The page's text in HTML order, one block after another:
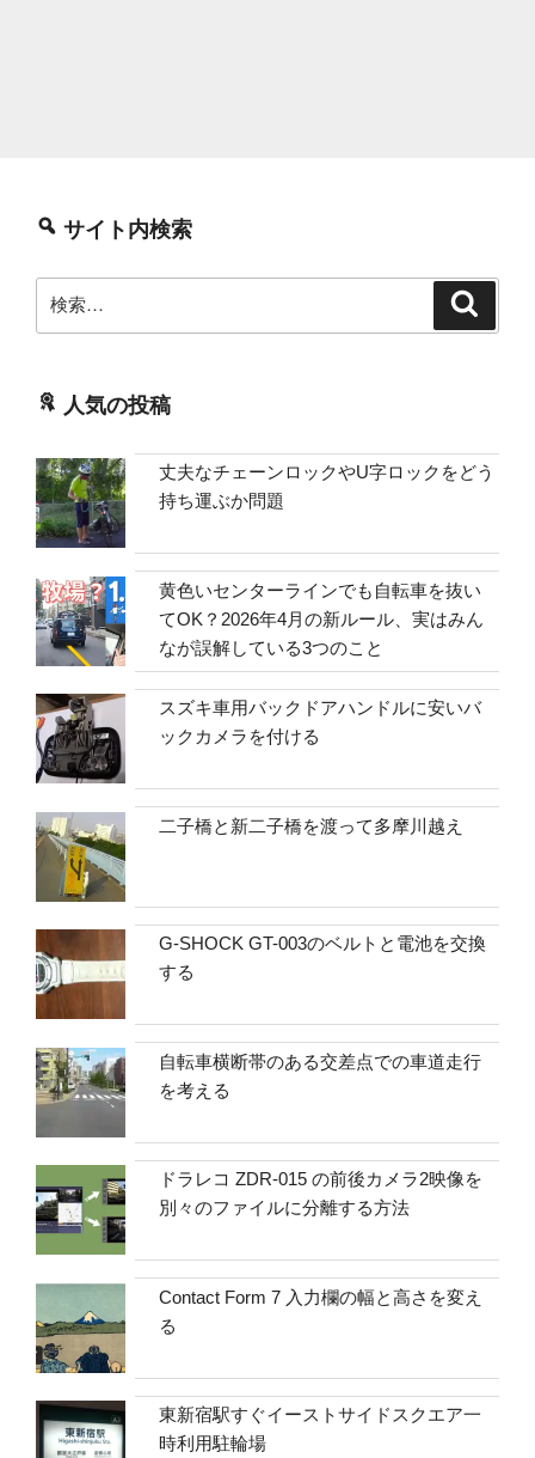
サイト内検索
索:
人気の投稿
丈夫なチェーンロックやU字ロックをどう
持ち運ぶか問題
黄色いセンターラインでも自転車を抜い
てOK？2026年4月の新ルール、実はみん
なが誤解している3つのこと
スズキ車用バックドアハンドルに安いバ
ックカメラを付ける
二子橋と新二子橋を渡って多摩川越え
G-SHOCK GT-003のベルトと電池を交換
する
自転車横断帯のある交差点での車道走行
を考える
ドラレコ ZDR-015 の前後カメラ2映像を
別々のファイルに分離する方法
Contact Form 7 入力欄の幅と高さを変え
る
東新宿駅すぐイーストサイドスクエア一
時利用駐輪場